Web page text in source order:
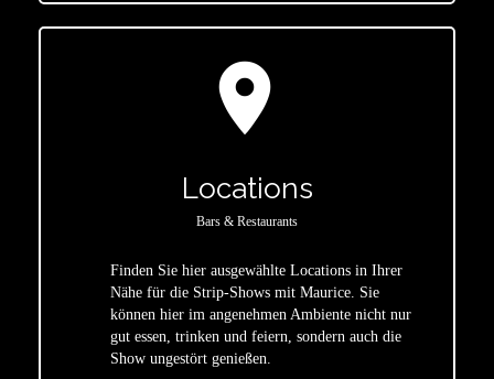
location_on
Locations
Bars & Restaurants
Finden Sie hier ausgewählte Locations in Ihrer
Nähe für die Strip-Shows mit Maurice. Sie
können hier im angenehmen Ambiente nicht nur
gut essen, trinken und feiern, sondern auch die
Show ungestört genießen.